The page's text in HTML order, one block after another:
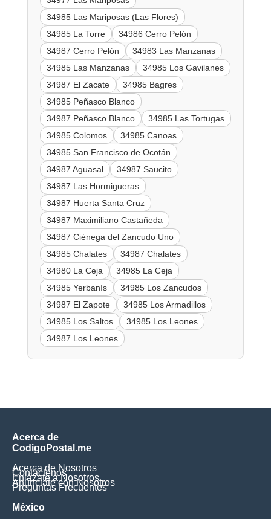
34985 Las Mariposas (Las Flores)
34985 La Torre
34986 Cerro Pelón
34987 Cerro Pelón
34983 Las Manzanas
34985 Las Manzanas
34985 Los Gavilanes
34987 El Zacate
34985 Bagres
34985 Peñasco Blanco
34987 Peñasco Blanco
34985 Las Tortugas
34985 Colomos
34985 Canoas
34985 San Francisco de Ocotán
34987 Aguasal
34987 Saucito
34987 Las Hormigueras
34987 Huerta Santa Cruz
34987 Maximiliano Castañeda
34987 Ciénega del Zancudo Uno
34985 Chalates
34987 Chalates
34980 La Ceja
34985 La Ceja
34985 Yerbanís
34985 Los Zancudos
34987 El Zapote
34985 Los Armadillos
34985 Los Saltos
34985 Los Leones
34987 Los Leones
Acerca de
CodigoPostal.me
Acerca de Nosotros
Contáctenos
Enlázate a Nosotros
Anúnciate con Nosotros
Preguntas Frecuentes
México